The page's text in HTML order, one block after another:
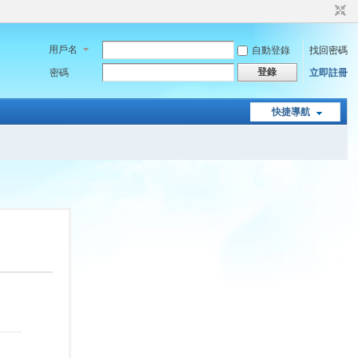
用戶名 自動登錄
找回密碼
密碼
登錄 立即註冊
快捷導航